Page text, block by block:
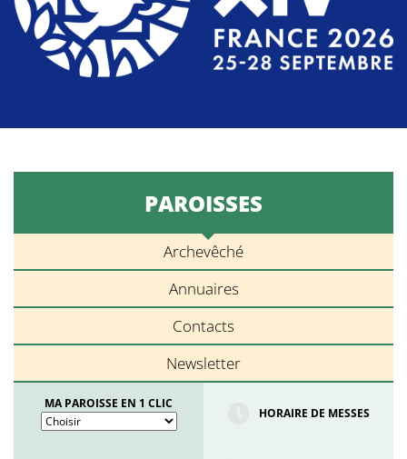
PAROISSES
Archevêché
Annuaires
Contacts
Newsletter
MA PAROISSE EN 1 CLIC
HORAIRE DE MESSES